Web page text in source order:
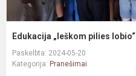
Edukacija „Ieškom pilies lobio“
Paskelbta: 2024-05-20
Kategorija: Pranešimai